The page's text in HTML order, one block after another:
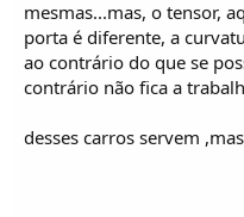
mesmas...mas, o tensor,
porta é diferente, a
ao contrário do que se
contrário não fica a
desses carros servem